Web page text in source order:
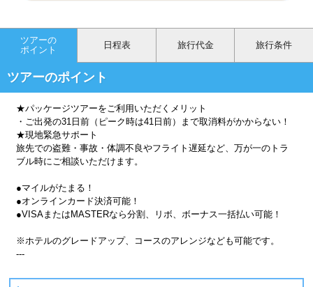
ツアーの
ポイント
日程表 旅行代金 旅行条件
ツアーのポイント
★パッケージツアーをご利用いただくメリット
・ご出発の31日前（ピーク時は41日前）まで取消料がかからない！
★現地緊急サポート
旅先での盗難・事故・体調不良やフライト遅延など、万が一のトラ
ブル時にご相談いただけます。
●マイルがたまる！
●オンラインカード決済可能！
●VISAまたはMASTERなら分割、リボ、ボーナス一括払い可能！
※ホテルのグレードアップ、コースのアレンジなども可能です。
---